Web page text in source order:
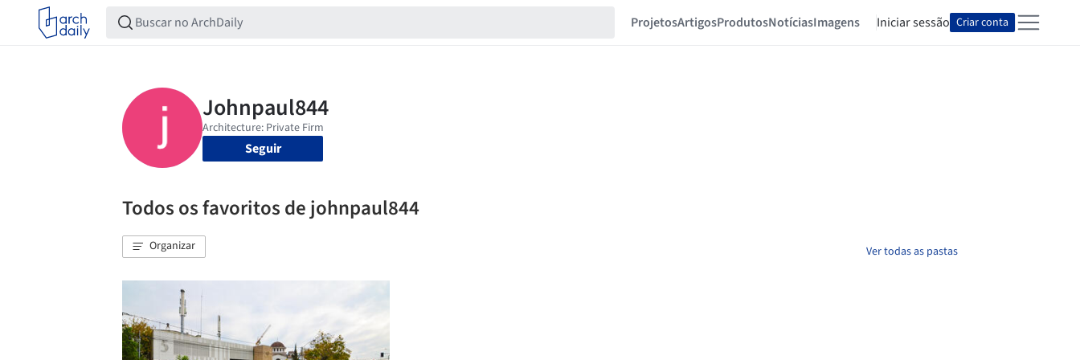
ProjetosArtigosProdutosNotíciasImagens Iniciar sessão Criar conta
Seguir
Todos os favoritos de johnpaul844
Organizar Ver todas as pastas